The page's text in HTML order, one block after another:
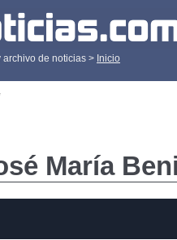
archivo de noticias > Inicio
María